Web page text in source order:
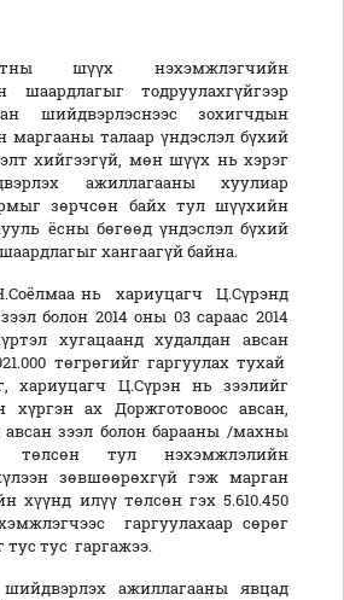
шүүх нэхэмжлэгчийн
шаардлагыг тодруулахгүйгээр
шийдвэрлэснээс зохигчдын
маргааны талаар үндэслэл бүхий
хийгээгүй, мөн шүүх нь хэрэг
ажиллагааны хуулиар
зөрчсөн байх тул шүүхийн
ёсны бөгөөд үндэслэл бүхий
хангаагүй байна.
нь хариуцагч Ц.Сүрэнд
болон 2014 оны 03 сараас 2014
хугацаанд худалдан авсан
төгрөгийг гаргуулах тухай
хариуцагч Ц.Сүрэн нь зээлийг
хүргэн ах Доржготовоос авсан,
авсан зээл болон барааны /махны
тул нэхэмжлэлийн
зөвшөөрөхгүй гэж марган
хүүнд илүү төлсөн гэх 5.610.450
гаргуулахаар сөрөг
тус гаргажээ.
ажиллагааны явцад